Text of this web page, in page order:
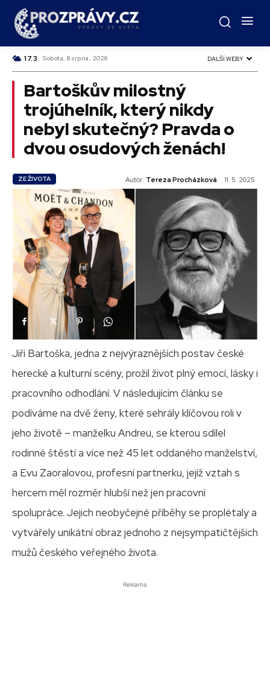
17.3 CCzech
Sobota, 8 srpna, 2026 DALŠÍ WEBY
Bartoškův milostný
trojúhelník, který nikdy
nebyl skutečný? Pravda o
dvou osudových ženách!
ZE ŽIVOTA 11. 5. 2025
Autor: Tereza Procházková
Jiří Bartoška, jedna z nejvýraznějších postav české
herecké a kulturní scény, prožil život plný emocí, lásky i
pracovního odhodlání. V následujícím článku se
podíváme na dvě ženy, které sehrály klíčovou roli v
jeho životě – manželku Andreu, se kterou sdílel
rodinné štěstí a více než 45 let oddaného manželství,
a Evu Zaoralovou, profesní partnerku, jejíž vztah s
hercem měl rozměr hlubší než jen pracovní
spolupráce. Jejich neobyčejné příběhy se proplétaly a
vytvářely unikátní obraz jednoho z nejsympatičtějších
mužů českého veřejného života.
Reklama